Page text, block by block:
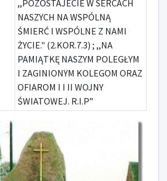
,,POZOSTAJECIE W SERCACH
NASZYCH NA WSPÓLNĄ
ŚMIERĆ I WSPÓLNE Z NAMI
ŻYCIE." (2.KOR.7.3) ; ,,NA
PAMIĄTKĘ NASZYM POLEGŁYM
I ZAGINIONYM KOLEGOM ORAZ
OFIAROM I I II WOJNY
ŚWIATOWEJ. R.I.P”